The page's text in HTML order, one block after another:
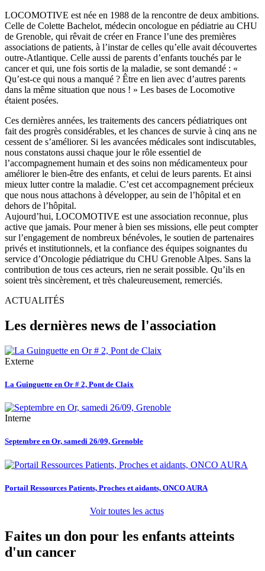
LOCOMOTIVE est née en 1988 de la rencontre de deux ambitions.
Celle de Colette Bachelot, médecin oncologue en pédiatrie au CHU
de Grenoble, qui rêvait de créer en France l’une des premières
associations de patients, à l’instar de celles qu’elle avait découvertes
outre-Atlantique. Celle aussi de parents d’enfants touchés par le
cancer et qui, une fois sortis de la maladie, se sont demandé : «
Qu’est-ce qui nous a manqué ? Être en lien avec d’autres parents
dans la même situation que nous ! » Les bases de Locomotive
étaient posées.
Ces dernières années, les traitements des cancers pédiatriques ont
fait des progrès considérables, et les chances de survie à cinq ans ne
cessent de s’améliorer. Si les avancées médicales sont indiscutables,
nous constatons aussi chaque jour le rôle essentiel de
l’accompagnement humain et des soins non médicamenteux pour
améliorer le bien-être des enfants, et celui de leurs parents. Et ainsi
mieux lutter contre la maladie. C’est cet accompagnement précieux
que nous nous attachons à développer, au sein de l’hôpital et en
dehors de l’hôpital.
Aujourd’hui, LOCOMOTIVE est une association reconnue, plus
active que jamais. Pour mener à bien ses missions, elle peut compter
sur l’engagement de nombreux bénévoles, le soutien de partenaires
privés et institutionnels, et la confiance des équipes soignantes du
service d’Oncologie pédiatrique du CHU Grenoble Alpes. Sans la
contribution de tous ces acteurs, rien ne serait possible. Qu’ils en
soient très sincèrement, et très chaleureusement, remerciés.
ACTUALITÉS
Les dernières news de l'association
Externe
La Guinguette en Or # 2, Pont de Claix
Interne
Septembre en Or, samedi 26/09, Grenoble
Portail Ressources Patients, Proches et aidants, ONCO AURA
Voir toutes les actus
Faites un don pour les enfants atteints
d'un cancer